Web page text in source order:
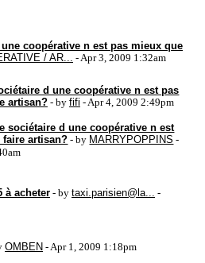
coopérative n est pas mieux que
/ AR... - Apr 3, 2009 1:32am
d une coopérative n est pas
artisan? - by fifi - Apr 4, 2009 2:49pm
sociétaire d une coopérative n est
faire artisan? - by MARRYPOPPINS -
à acheter - by taxi.parisien@la... -
OMBEN - Apr 1, 2009 1:18pm